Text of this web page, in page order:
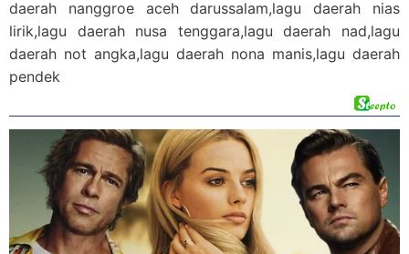
daerah nanggroe aceh darussalam,lagu daerah nias
lirik,lagu daerah nusa tenggara,lagu daerah nad,lagu
daerah not angka,lagu daerah nona manis,lagu daerah
pendek